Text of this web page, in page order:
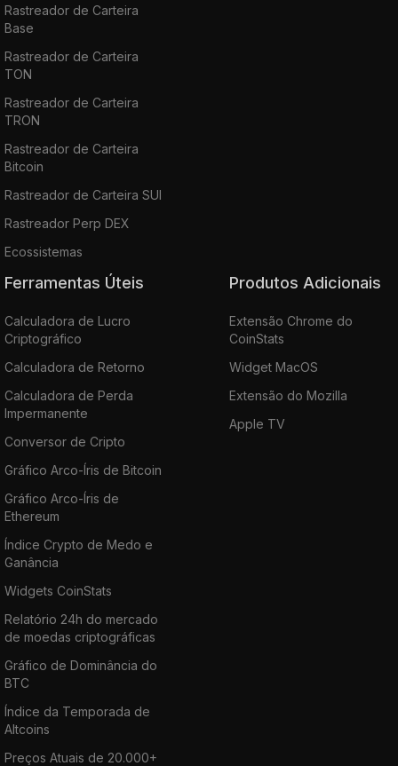
Rastreador de Carteira
Base
Rastreador de Carteira
TON
Rastreador de Carteira
TRON
Rastreador de Carteira
Bitcoin
Rastreador de Carteira SUI
Rastreador Perp DEX
Ecossistemas
Ferramentas Úteis
Calculadora de Lucro
Criptográfico
Calculadora de Retorno
Calculadora de Perda
Impermanente
Conversor de Cripto
Gráfico Arco-Íris de Bitcoin
Gráfico Arco-Íris de
Ethereum
Índice Crypto de Medo e
Ganância
Widgets CoinStats
Relatório 24h do mercado
de moedas criptográficas
Gráfico de Dominância do
BTC
Índice da Temporada de
Altcoins
Preços Atuais de 20.000+
Produtos Adicionais
Extensão Chrome do
CoinStats
Widget MacOS
Extensão do Mozilla
Apple TV